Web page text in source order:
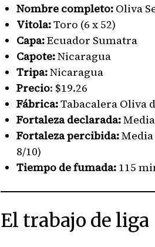
Nombre completo:Oliva
Vitola:Toro (6 x 52)
Capa:Ecuador Sumatra
Capote:Nicaragua
Tripa:Nicaragua
Precio: $19.26
Fábrica:Tabacalera Oliva
Fortaleza declarada:
Fortaleza percibida:Media
8/10)
Tiempo de fumada:115
El trabajo de liga